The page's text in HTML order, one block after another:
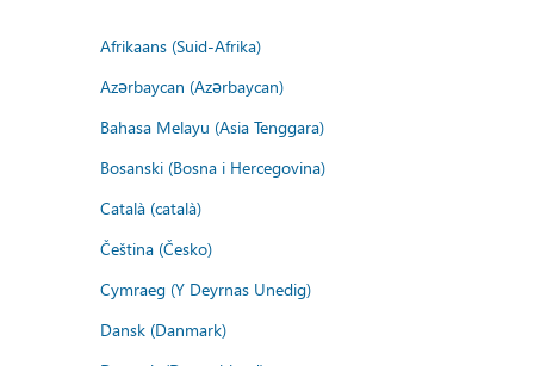
Afrikaans (Suid-Afrika)
Azərbaycan (Azərbaycan)
Bahasa Melayu (Asia Tenggara)
Bosanski (Bosna i Hercegovina)
Català (català)
Čeština (Česko)
Cymraeg (Y Deyrnas Unedig)
Dansk (Danmark)